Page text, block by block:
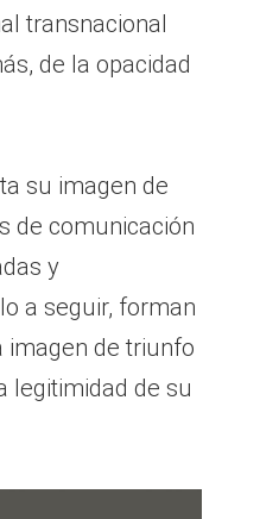
transnacional
de la opacidad
su imagen de
de comunicación
y
a seguir, forman
imagen de triunfo
legitimidad de su